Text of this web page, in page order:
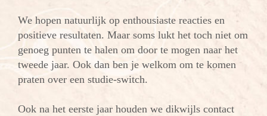
We hopen natuurlijk op enthousiaste reacties en
positieve resultaten. Maar soms lukt het toch niet om
genoeg punten te halen om door te mogen naar het
tweede jaar. Ook dan ben je welkom om te komen
praten over een studie-switch.
Ook na het eerste jaar houden we dikwijls contact